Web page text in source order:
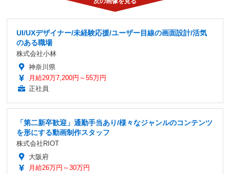
UI/UXデザイナー/未経験応援/ユーザー目線の画面設計/活気
のある職場
株式会社小林
神奈川県
月給29万7,200円～55万円
正社員
「第二新卒歓迎」通勤手当あり/様々なジャンルのコンテンツ
を形にする動画制作スタッフ
株式会社RIOT
大阪府
月給26万円～30万円